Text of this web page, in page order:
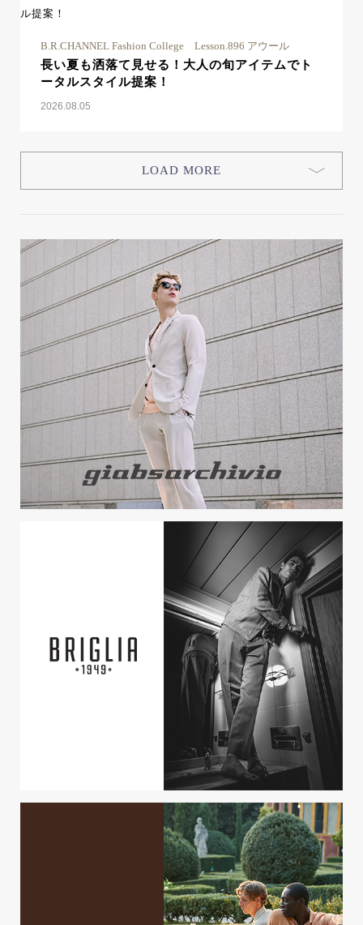
B.R.CHANNEL Fashion College Lesson.896 アウール
長い夏も洒落て見せる！大人の旬アイテムでト
ータルスタイル提案！
2026.08.05
LOAD MORE